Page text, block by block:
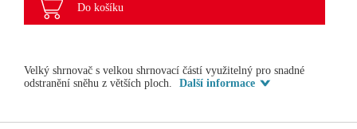
Do košíku
Velký shrnovač s velkou shrnovací částí využitelný pro snadné
odstranění sněhu z větších ploch.
Další informace